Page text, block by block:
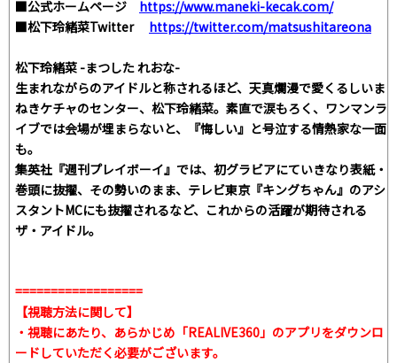
■公式ホームページ https://www.maneki-kecak.com/
■松下玲緒菜Twitter https://twitter.com/matsushitareona
松下玲緒菜 -まつした れおな-
生まれながらのアイドルと称されるほど、天真爛漫で愛くるしいま
ねきケチャのセンター、松下玲緒菜。素直で涙もろく、ワンマンラ
イブでは会場が埋まらないと、『悔しい』と号泣する情熱家な一面
も。
集英社『週刊プレイボーイ』では、初グラビアにていきなり表紙・
巻頭に抜擢、その勢いのまま、テレビ東京『キングちゃん』のアシ
スタントMCにも抜擢されるなど、これからの活躍が期待される
ザ・アイドル。
==================
【視聴方法に関して】
・視聴にあたり、あらかじめ「REALIVE360」のアプリをダウンロ
ードしていただく必要がございます。